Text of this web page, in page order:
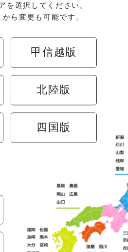
を選択してください。
ら変更も可能です。
甲信越版
北陸版
四国版
び込んだ
です。
料理を引き出す職人の技でご
ます。
ひとときをお届けします。